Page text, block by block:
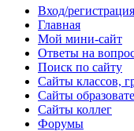
Вход/регистрация
Главная
Мой мини-сайт
Ответы на
Поиск по сайту
Сайты классов,
Сайты
Сайты коллег
Форумы